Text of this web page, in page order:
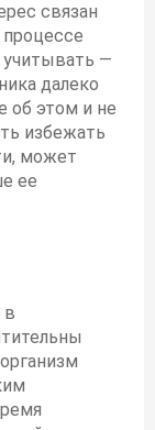
связан
учитывать —
далеко
об этом и не
избежать
может
ее
в